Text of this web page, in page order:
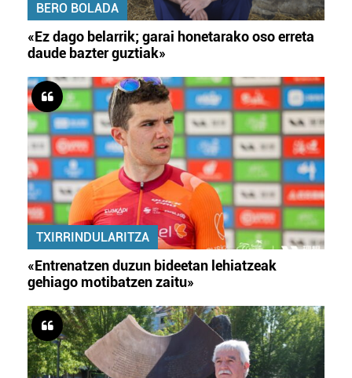
BERO BOLADA
«Ez dago belarrik; garai honetarako oso erreta
daude bazter guztiak»
TXIRRINDULARITZA
«Entrenatzen duzun bideetan lehiatzeak
gehiago motibatzen zaitu»